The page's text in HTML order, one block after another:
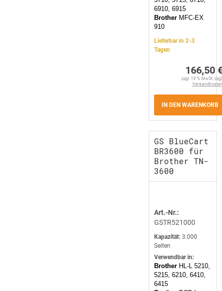
6910, 6915
Brother MFC-EX
910
Lieferbar in 2-3
Tagen
166,50
zzgl. 19 % MwSt.
IN DEN WARENKORB
GS BlueCart
BR3600 für
Brother TN-
3600
Art.-Nr.:
GSTR521000
Kapazität: 3.000
Seiten
Verwendbar in:
Brother HL-L 5210,
5215, 6210, 6410,
6415